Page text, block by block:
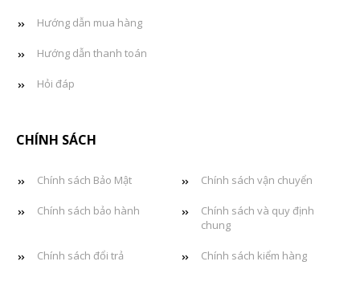
Hướng dẫn mua hàng
Hướng dẫn thanh toán
Hỏi đáp
CHÍNH SÁCH
Chính sách Bảo Mật Chính sách vận chuyển
Chính sách bảo hành
Chính sách và quy định
chung
Chính sách đổi trả Chính sách kiểm hàng